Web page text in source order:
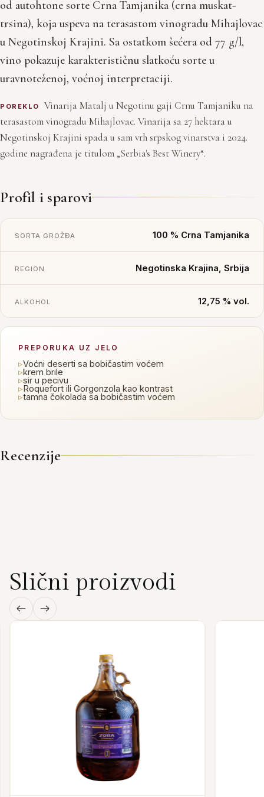
od autohtone sorte Crna Tamjanika (crna muskat-
trsina), koja uspeva na terasastom vinogradu Mihajlovac
u Negotinskoj Krajini. Sa ostatkom šećera od 77 g/l,
vino pokazuje karakterističnu slatkoću sorte u
uravnoteženoj, voćnoj interpretaciji.
POREKLO
Vinarija Matalj u Negotinu gaji Crnu Tamjaniku na
terasastom vinogradu Mihajlovac. Vinarija sa 27 hektara u
Negotinskoj Krajini spada u sam vrh srpskog vinarstva i 2024.
godine nagrađena je titulom „Serbia's Best Winery“.
Profil i sparovi
SORTA GROŽĐA 100 % Crna Tamjanika
REGION Negotinska Krajina, Srbija
ALKOHOL 12,75 % vol.
PREPORUKA UZ JELO
▹Voćni deserti sa bobičastim voćem
▹krem brile
▹sir u pecivu
▹Roquefort ili Gorgonzola kao kontrast
▹tamna čokolada sa bobičastim voćem
Recenzije
Slični proizvodi